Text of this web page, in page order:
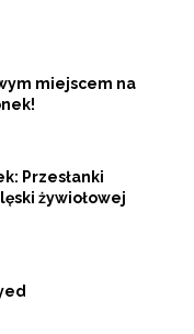
miejscem na
Przesłanki
żywiołowej